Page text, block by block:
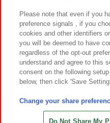
カスタマーハラスメント対応方針
©Bandai
©Bandai Namco
©HANAYASHIKI
Please note that even if you
preference signals , if you
cookies and other identifiers
you will be deemed to have
regardless of the opt-out
understand and agree to this
consent on the following
below, then click 'Save
Change your share
Do Not Share My